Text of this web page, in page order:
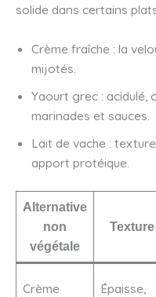
solide dans certains
Crème fraîche : la
mijotés.
Yaourt grec : acidulé,
marinades et sauces.
Lait de vache :
apport protéique.
Alternative
non
végétale
Texture
Crème
Épaisse,